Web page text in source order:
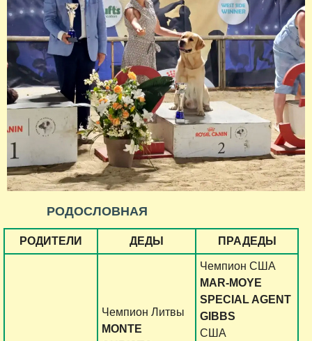
РОДОСЛОВНАЯ
РОДИТЕЛИ ДЕДЫ ПРАДЕДЫ
Чемпион Литвы
MONTE
Чемпион США
MAR-MOYE
SPECIAL AGENT
GIBBS
США